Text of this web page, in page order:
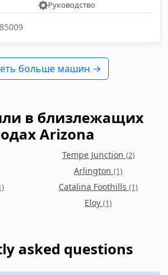
Руководство
больше машин →
в близлежащих
Arizona
Tempe Junction (2)
Arlington (1)
Catalina Foothills (1)
Eloy (1)
asked questions